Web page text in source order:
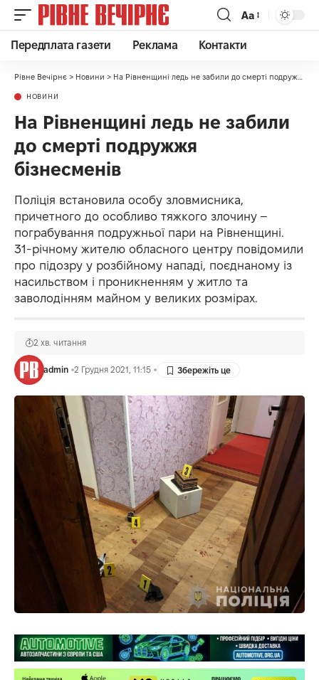
Аа
Передплата газети Реклама Контакти
Рівне Вечірнє > Новини > На Рівненщині ледь не забили до смерті подружжя бізнесменів
НОВИНИ
На Рівненщині ледь не забили
до смерті подружжя
бізнесменів
Поліція встановила особу зловмисника,
причетного до особливо тяжкого злочину –
пограбування подружньої пари на Рівненщині.
31-річному жителю обласного центру повідомили
про підозру у розбійному нападі, поєднаному із
насильством і проникненням у житло та
заволодінням майном у великих розмірах.
admin 2 Грудня 2021, 11:15
2 хв. читання